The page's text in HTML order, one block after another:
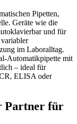
Pipetten,
Geräte wie die
und für
im Laboralltag.
Automatikpipette mit
– ideal für
ELISA oder
Partner für